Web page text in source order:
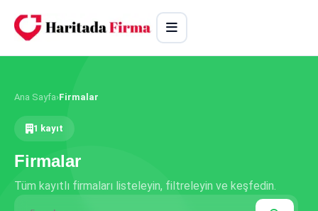
Ana Sayfa›Firmalar
1 kayıt
Firmalar
Tüm kayıtlı firmaları listeleyin, filtreleyin ve keşfedin.